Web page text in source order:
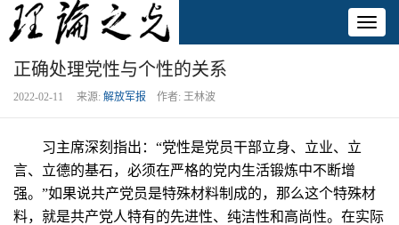
正确处理党性与个性的关系
2022-02-11 来源: 解放军报 作者: 王林波
习主席深刻指出：“党性是党员干部立身、立业、立
言、立德的基石，必须在严格的党内生活锻炼中不断增
强。”如果说共产党员是特殊材料制成的，那么这个特殊材
料，就是共产党人特有的先进性、纯洁性和高尚性。在实际